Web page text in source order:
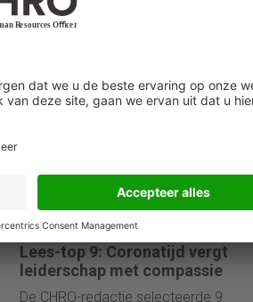
nodig en een kleine coalitie van
transitie-hoogleraar.
05 mei 2020
Lees-top 9: Coronatijd vergt
leiderschap met compassie
De CHRO-redactie selecteerde 9